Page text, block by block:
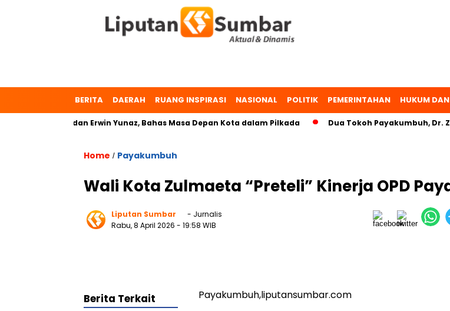
BERITA DAERAH RUANG INSPIRASI NASIONAL POLITIK PEMERINTAHAN HUKUM
Zulmaeta dan Erwin Yunaz, Bahas Masa Depan Kota dalam Pilkada Dua Tokoh Payakumbuh, Dr.
Home / Payakumbuh
Wali Kota Zulmaeta “Preteli” Kinerja OPD
Liputan Sumbar
- Jurnalis
Rabu, 8 April 2026 - 19:58 WIB
Payakumbuh,liputansumbar.com
Berita Terkait